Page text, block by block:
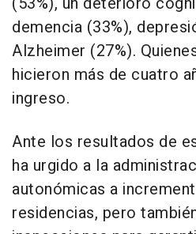
demencia (33%),
Alzheimer (27%).
hicieron más de cuatro
ingreso.
Ante los resultados de
ha urgido a la
autonómicas a
residencias, pero